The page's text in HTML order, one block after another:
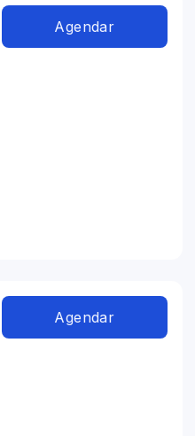
Agendar
Agendar